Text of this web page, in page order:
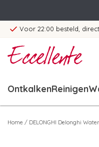
Voor 22:00 besteld,
OntkalkenReinigen
Home / DELONGHI Delonghi